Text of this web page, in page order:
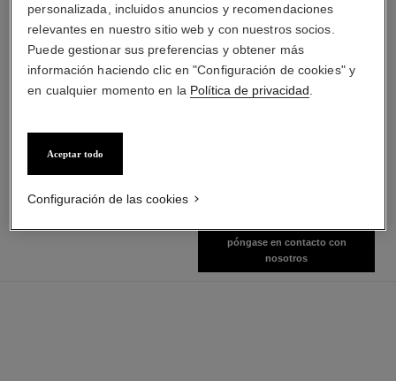
crema para el cuerpo
Ref. 101990
sublimage l’essence
póngase en contacto con
nosotros
personalizada, incluidos anuncios y recomendaciones
relevantes en nuestro sitio web y con nuestros socios.
Puede gestionar sus preferencias y obtener más
información haciendo clic en "Configuración de cookies" y
en cualquier momento en la Política de privacidad
Aceptar todo
Configuración de las cookies